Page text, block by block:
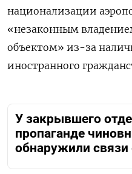
национализации
«незаконным
объектом» из-за
иностранного
У закрывшего
пропаганде
обнаружили связи